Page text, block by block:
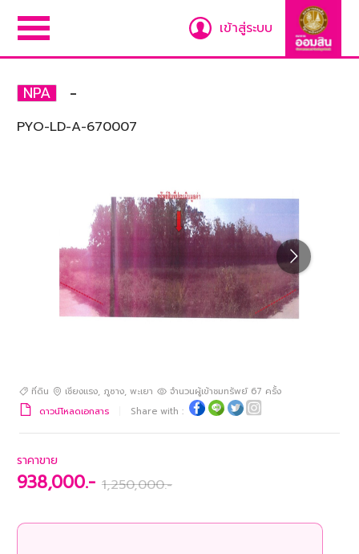
เข้าสู่ระบบ
NPA -
PYO-LD-A-670007
ที่ดิน เชียงแรง, ภูซาง,พะเยา จำนวนผู้เข้าชมทรัพย์ 67 ครั้ง
ดาวน์โหลดเอกสาร
Share with :
ราคาขาย
938,000.- 1,250,000.-